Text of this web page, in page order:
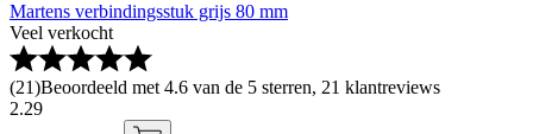
Martens verbindingsstuk grijs 80 mm
Veel verkocht
(21)Beoordeeld met 4.6 van de 5 sterren, 21 klantreviews
2.29